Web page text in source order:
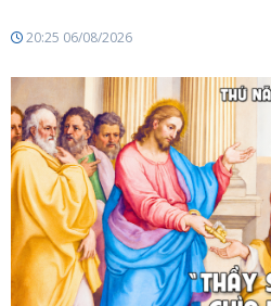
20:25 06/08/2026